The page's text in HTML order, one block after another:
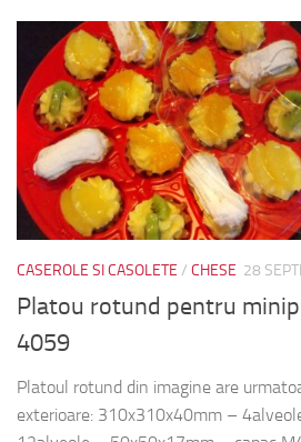
CASEROLE SI CASOLETE / CHESE 28
Platou rotund pentru
4059
Platoul rotund din imagine are
exterioare: 310x310x40mm –